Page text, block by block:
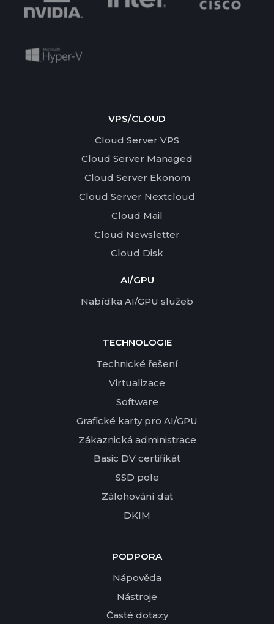
VPS/CLOUD
Cloud Server VPS
Cloud Server Managed
Cloud Server Ekonom
Cloud Server Nextcloud
Cloud Mail
Cloud Newsletter
Cloud Disk
AI/GPU
Nabídka AI/GPU služeb
TECHNOLOGIE
Technické řešení
Virtualizace
Software
Grafické karty pro AI/GPU
Zákaznická administrace
Basic DV certifikát
SSD pole
Zálohování dat
DKIM
PODPORA
Nápověda
Nástroje
Časté dotazy